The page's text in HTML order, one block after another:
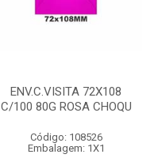
ENV.C.VISITA 72X108
C/100 80G ROSA CHOQU
Código: 108526
Embalagem: 1X1